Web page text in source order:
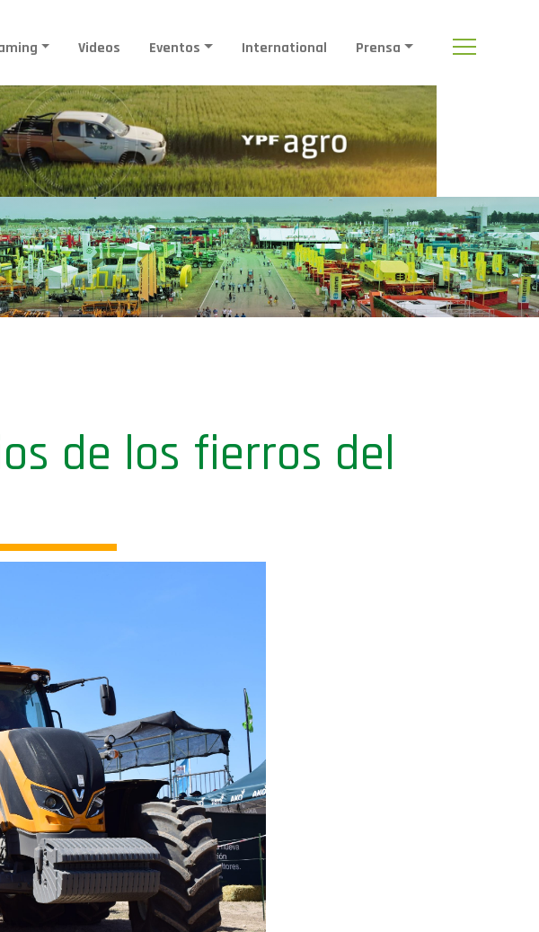
Videos Eventos International Prensa
de los fierros del